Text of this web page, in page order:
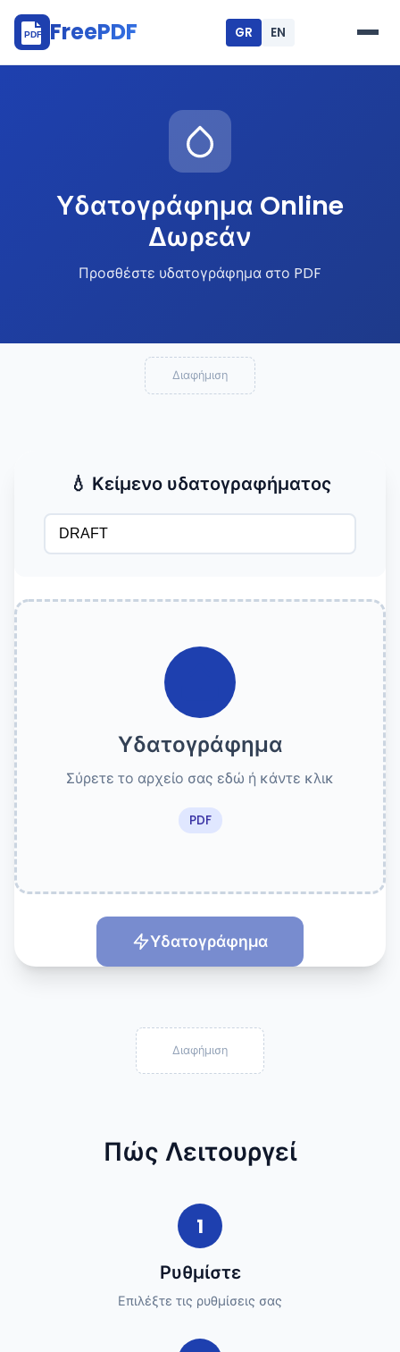
PDF FreePDF GR EN
Υδατογράφημα Online
Δωρεάν
Προσθέστε υδατογράφημα στο PDF
Διαφήμιση
💧 Κείμενο υδατογραφήματος
Υδατογράφημα
Σύρετε το αρχείο σας εδώ ή κάντε κλικ
PDF
Υδατογράφημα
Διαφήμιση
Πώς Λειτουργεί
1
Ρυθμίστε
Επιλέξτε τις ρυθμίσεις σας